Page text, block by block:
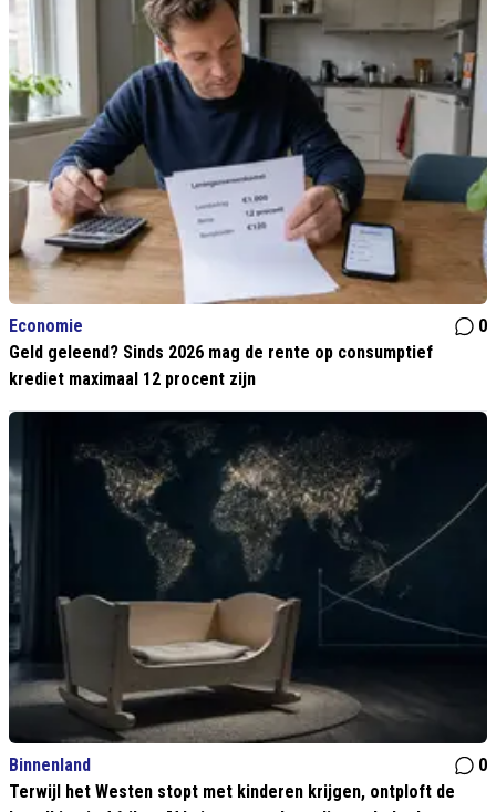
Economie
0
Geld geleend? Sinds 2026 mag de rente op consumptief
krediet maximaal 12 procent zijn
Binnenland
0
Terwijl het Westen stopt met kinderen krijgen, ontploft de